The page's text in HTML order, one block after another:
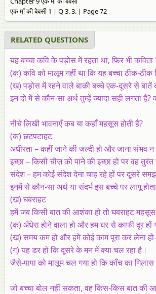
एक माँ की बेबसी 1 | Q 3. 3. | Page 72
RELATED QUESTIONS
यह बच्चा कवि के पड़ोस में रहता था, फिर भी
(क) कवि को मालूम नहीं था कि यह बच्चा ठीक-ठीक
(ख) पड़ोस में रहने वाले बाकी बच्चे एक-दूसरे से बातें
इन दो में से कौन-सा अर्थ तुम्हें ज्यादा सही लगता
नीचे लिखी भावनाएँ कब या कहाँ महसूस होती हैं?
(क) छटपटाहट
अधीरता – कहीं जाने की जल्दी हो और जाना संभव
इच्छा – किसी चीज़ को पाने की इच्छा हो पर वह
संदेश – हम कोई संदेश देना चाह रहे हों पर दूसरे
इनमें से कौन-सा अर्थ या संदर्भ इस बच्चे पर लागू
(ख)घबराहट
हमें जब किसी बात की आशंका हो तो घबराहट
(क) अँधेरा होने वाला हो और हम घर से काफी दूर
(ख) समय कम हो और हमें कोई काम पूरा कर लेना हो-
(ग) यह डर हो कि दूसरे के मन में क्या चल रहा है।
जैसे-पापा को मालूम चल गया हो कि काँच का
जो बच्चा बोल नहीं सकता, वह किस-किस बात